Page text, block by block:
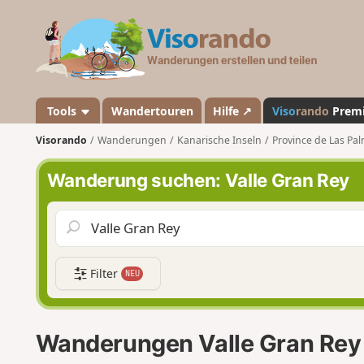
a
n
d
o
Tools Wandertouren Hilfe ↗ Visorando
Visorando Wanderungen Kanarische Inseln Province de Las
Wanderung suchen: Valle Gran Rey
Filter NEU
Wanderungen Valle Gran Rey